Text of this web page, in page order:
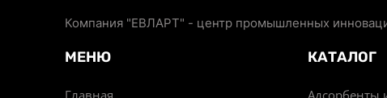
Компания "ЕВЛАРТ" - центр промышленных
МЕНЮ КАТАЛОГ